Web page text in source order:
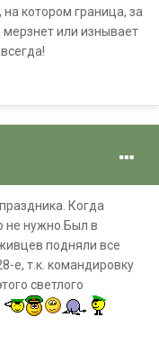
на котором граница, за
мерзнет или изнывает
Когда
не нужно.Был в
подняли все
е, т.к. командировку
светлого